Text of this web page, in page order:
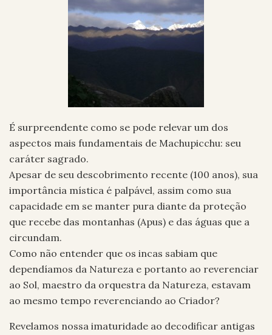
É surpreendente como se pode relevar um dos
aspectos mais fundamentais de Machupicchu: seu
caráter sagrado.
Apesar de seu descobrimento recente (100 anos), sua
importância mística é palpável, assim como sua
capacidade em se manter pura diante da proteção
que recebe das montanhas (Apus) e das águas que a
circundam.
Como não entender que os incas sabiam que
dependíamos da Natureza e portanto ao reverenciar
ao Sol, maestro da orquestra da Natureza, estavam
ao mesmo tempo reverenciando ao Criador?
Revelamos nossa imaturidade ao decodificar antigas